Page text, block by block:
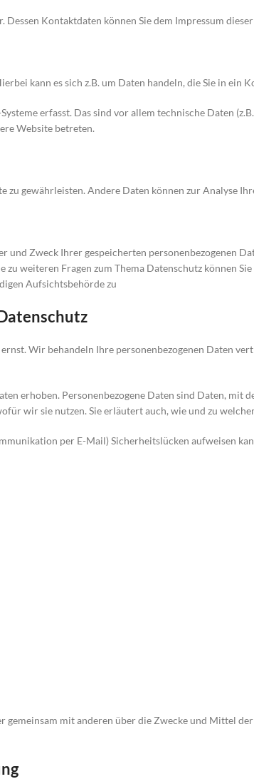
Kontaktdaten können Sie dem Impressum
kann es sich z.B. um Daten handeln, die Sie in ein
erfasst. Das sind vor allem technische Daten
Website betreten.
gewährleisten. Andere Daten können zur Analyse
Zweck Ihrer gespeicherten personenbezogenen
weiteren Fragen zum Thema Datenschutz können
Aufsichtsbehörde zu
Wir behandeln Ihre personenbezogenen Daten
erhoben. Personenbezogene Daten sind Daten,
wir sie nutzen. Sie erläutert auch, wie und zu
per E-Mail) Sicherheitslücken aufweisen
mit anderen über die Zwecke und Mittel